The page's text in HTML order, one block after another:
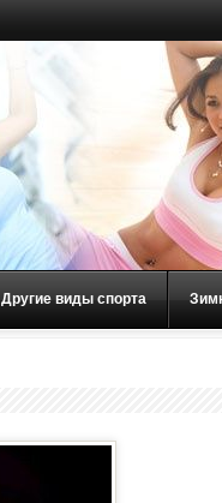
Другие виды спорта